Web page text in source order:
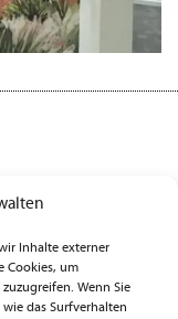
Inhalte externer
Cookies, um
Wenn Sie
das Surfverhalten